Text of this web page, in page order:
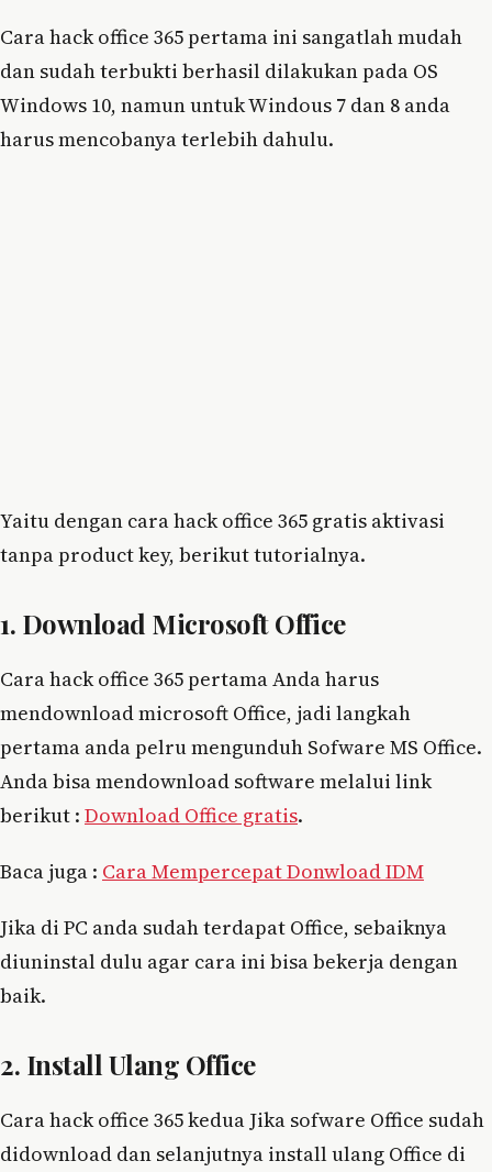
Cara hack office 365 pertama ini sangatlah mudah
dan sudah terbukti berhasil dilakukan pada OS
Windows 10, namun untuk Windous 7 dan 8 anda
harus mencobanya terlebih dahulu.
Yaitu dengan cara hack office 365 gratis aktivasi
tanpa product key, berikut tutorialnya.
1. Download Microsoft Office
Cara hack office 365 pertama Anda harus
mendownload microsoft Office, jadi langkah
pertama anda pelru mengunduh Sofware MS Office.
Anda bisa mendownload software melalui link
berikut : Download Office gratis.
Baca juga : Cara Mempercepat Donwload IDM
Jika di PC anda sudah terdapat Office, sebaiknya
diuninstal dulu agar cara ini bisa bekerja dengan
baik.
2. Install Ulang Office
Cara hack office 365 kedua Jika sofware Office sudah
didownload dan selanjutnya install ulang Office di